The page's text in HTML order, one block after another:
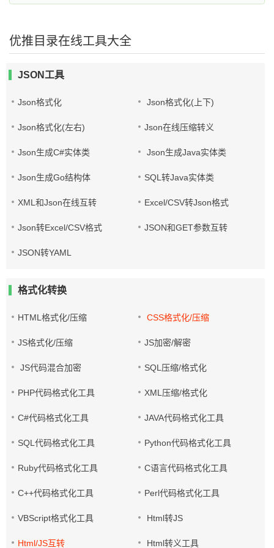
优推目录在线工具大全
JSON工具
Json格式化 Json格式化(上下)
Json格式化(左右) Json在线压缩转义
Json生成C#实体类 Json生成Java实体类
Json生成Go结构体 SQL转Java实体类
XML和Json在线互转 Excel/CSV转Json格式
Json转Excel/CSV格式 JSON和GET参数互转
JSON转YAML
格式化转换
HTML格式化/压缩 CSS格式化/压缩
JS格式化/压缩 JS加密/解密
JS代码混合加密 SQL压缩/格式化
PHP代码格式化工具 XML压缩/格式化
C#代码格式化工具 JAVA代码格式化工具
SQL代码格式化工具 Python代码格式化工具
Ruby代码格式化工具 C语言代码格式化工具
C++代码格式化工具 Perl代码格式化工具
VBScript格式化工具 Html转JS
Html/JS互转 Html转义工具